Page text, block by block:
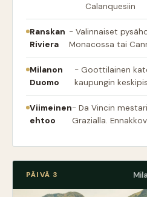
Calanquesiin
Ranskan
Riviera
- Valinnaiset
Monacossa tai
Milanon
Duomo
- Goottilainen
kaupungin
Viimeinen
ehtoo
- Da Vincin
Grazialla.
PÄIVÄ 3